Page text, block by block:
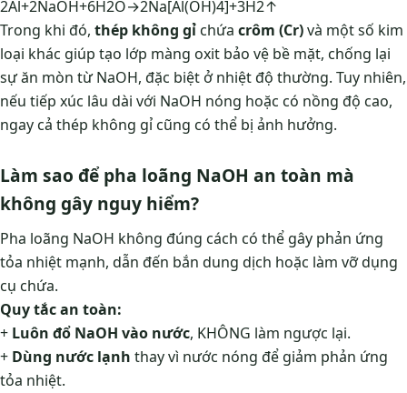
2Al+2NaOH+6H2​O→2Na[Al(OH)4​]+3H2​↑
Trong khi đó, thép không gỉchứa crôm (Cr)và một số kim
loại khác giúp tạo lớp màng oxit bảo vệ bề mặt, chống lại
sự ăn mòn từ NaOH, đặc biệt ở nhiệt độ thường. Tuy nhiên,
nếu tiếp xúc lâu dài với NaOH nóng hoặc có nồng độ cao,
ngay cả thép không gỉ cũng có thể bị ảnh hưởng.
Làm sao để pha loãng NaOH an toàn mà
không gây nguy hiểm?
Pha loãng NaOH không đúng cách có thể gây phản ứng
tỏa nhiệt mạnh, dẫn đến bắn dung dịch hoặc làm vỡ dụng
cụ chứa.
Quy tắc an toàn:
+ Luôn đổ NaOH vào nước, KHÔNG làm ngược lại.
+ Dùng nước lạnh thay vì nước nóng để giảm phản ứng
tỏa nhiệt.